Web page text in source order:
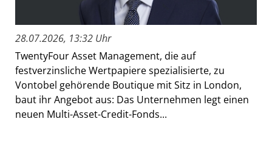
28.07.2026, 13:32 Uhr
TwentyFour Asset Management, die auf
festverzinsliche Wertpapiere spezialisierte, zu
Vontobel gehörende Boutique mit Sitz in London,
baut ihr Angebot aus: Das Unternehmen legt einen
neuen Multi-Asset-Credit-Fonds...